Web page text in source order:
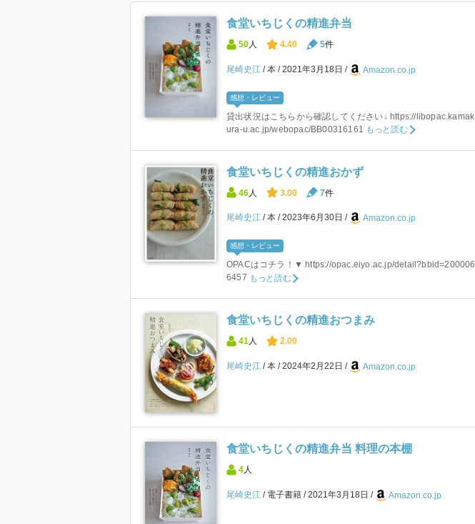
食堂いちじくの精進弁当
50人 4.40 5件
尾崎史江 本 2021年3月18日 Amazon.co.jp
感想・レビュー
貸出状況はこちらから確認してください↓ https://libopac.kamak
ura-u.ac.jp/webopac/BB00316161 もっと読む
食堂いちじくの精進おかず
46 人 3.00 7件
尾崎史江 本 2023年6月30日 Amazon.co.jp
感想・レビュー
OPACはコチラ！▼ https://opac.eiyo.ac.jp/detail?bbid=200006
6457 もっと読む
食堂いちじくの精進おつまみ
41人 2.00
尾崎史江 本 2024年2月22日 Amazon.co.jp
食堂いちじくの精進弁当 料理の本棚
4人
尾崎史江 電子書籍 2021年3月18日 Amazon.co.jp